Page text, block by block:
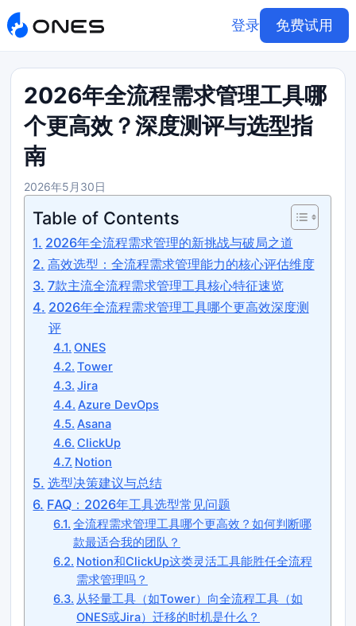
登录 免费试用
2026年全流程需求管理工具哪
个更高效？深度测评与选型指
南
2026年5月30日
Table of Contents
2026年全流程需求管理的新挑战与破局之道
高效选型：全流程需求管理能力的核心评估维度
7款主流全流程需求管理工具核心特征速览
2026年全流程需求管理工具哪个更高效深度测
评
ONES
Tower
Jira
Azure DevOps
Asana
ClickUp
Notion
选型决策建议与总结
FAQ：2026年工具选型常见问题
全流程需求管理工具哪个更高效？如何判断哪
款最适合我的团队？
Notion和ClickUp这类灵活工具能胜任全流程
需求管理吗？
从轻量工具（如Tower）向全流程工具（如
ONES或Jira）迁移的时机是什么？